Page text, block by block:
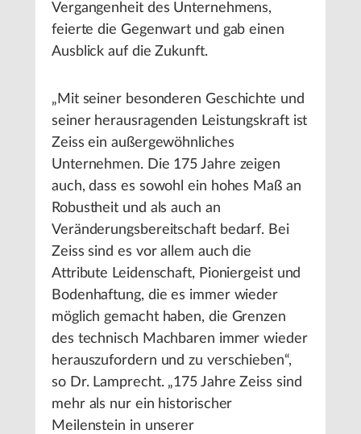
Vergangenheit des Unternehmens,
feierte die Gegenwart und gab einen
Ausblick auf die Zukunft.
„Mit seiner besonderen Geschichte und
seiner herausragenden Leistungskraft ist
Zeiss ein außergewöhnliches
Unternehmen. Die 175 Jahre zeigen
auch, dass es sowohl ein hohes Maß an
Robustheit und als auch an
Veränderungsbereitschaft bedarf. Bei
Zeiss sind es vor allem auch die
Attribute Leidenschaft, Pioniergeist und
Bodenhaftung, die es immer wieder
möglich gemacht haben, die Grenzen
des technisch Machbaren immer wieder
herauszufordern und zu verschieben“,
so Dr. Lamprecht. „175 Jahre Zeiss sind
mehr als nur ein historischer
Meilenstein in unserer